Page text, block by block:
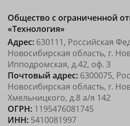
Общество с ограниченной
«Технология»
Адрес: 630111, Российская
Новосибирская область, г.
Ипподромская, д.42, оф. 3
Почтовый адрес: 6300075,
Новосибирская область, г.
Хмельницкого, д.8 а/я 142
ОГРН: 1195476081745
ИНН: 5410081997